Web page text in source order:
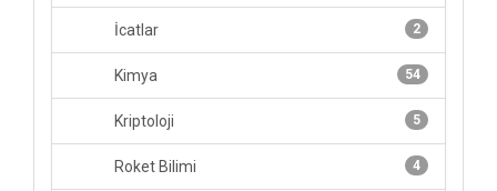
2
İcatlar
54
Kimya
5
Kriptoloji
4
Roket Bilimi